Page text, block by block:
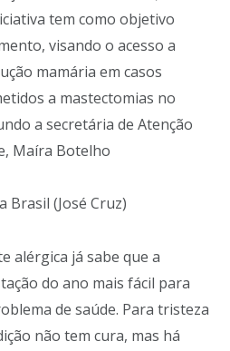
tem como objetivo
visando o acesso a
mamária em casos
a mastectomias no
a secretária de Atenção
Maíra Botelho
Brasil (José Cruz)
alérgica já sabe que a
do ano mais fácil para
de saúde. Para tristeza
não tem cura, mas há